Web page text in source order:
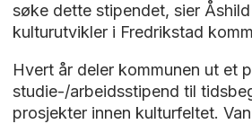
søke dette stipendet, sier
kulturutvikler i Fredrikstad
Hvert år deler kommunen ut et
studie-/arbeidsstipend til
prosjekter innen kulturfeltet.